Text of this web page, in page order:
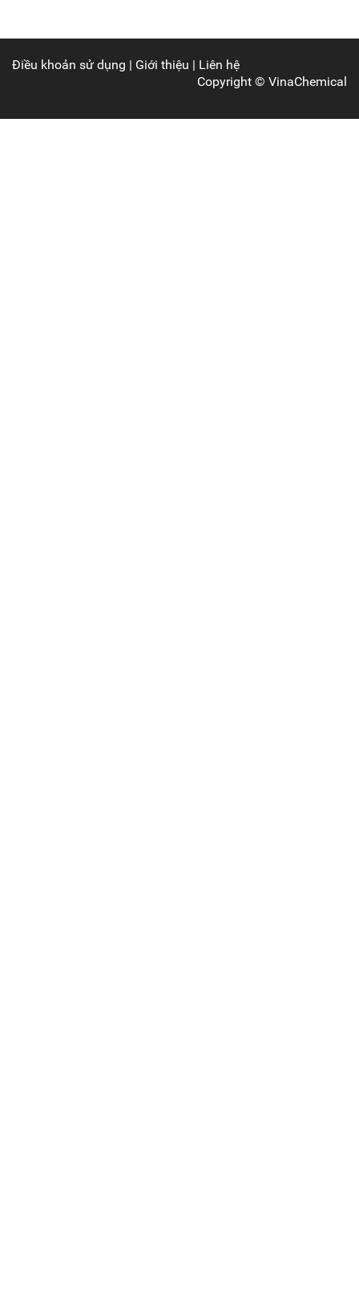
Điều khoản sử dụng | Giới thiệu | Liên hệ
Copyright © VinaChemical